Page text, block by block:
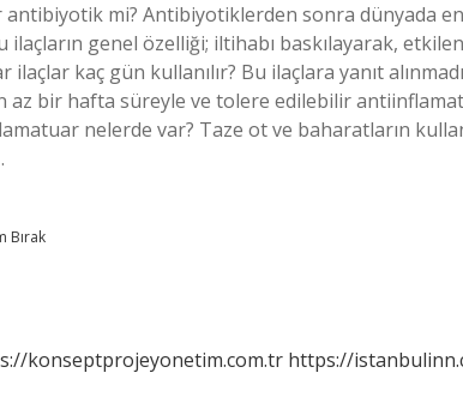
mi? Antibiyotiklerden sonra dünyada
genel özelliği; iltihabı baskılayarak,
kaç gün kullanılır? Bu ilaçlara yanıt
az bir hafta süreyle ve tolere edilebilir
nelerde var? Taze ot ve baharatların
Bırak
konseptprojeyonetim.com.tr https://